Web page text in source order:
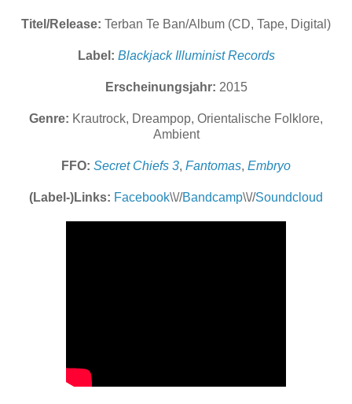
Titel/Release: Terban Te Ban/Album (CD, Tape, Digital)
Label: Blackjack Illuminist Records
Erscheinungsjahr: 2015
Genre: Krautrock, Dreampop, Orientalische Folklore,
Ambient
FFO: Secret Chiefs 3, Fantomas, Embryo
(Label-)Links: Facebook\\//Bandcamp\\//Soundcloud